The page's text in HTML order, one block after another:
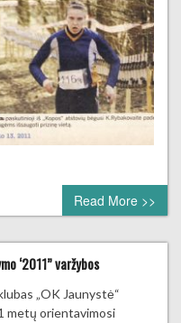
0 comment
Read More >>
‘2011” varžybos
„OK Jaunystė“
metų orientavimosi